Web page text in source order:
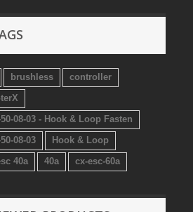
brushless
controller
08-03 - Hook & Loop Fasten
08-03
Hook & Loop
40a
40a cx-esc-60a